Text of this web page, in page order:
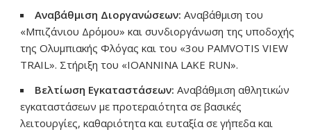
Αναβάθμιση Διοργανώσεων: Αναβάθμιση του
«Μπιζάνιου Δρόμου» και συνδιοργάνωση της υποδοχής
της Ολυμπιακής Φλόγας και του «3ου PAMVOTIS VIEW
TRAIL». Στήριξη του «IOANNINA LAKE RUN».
Βελτίωση Εγκαταστάσεων: Αναβάθμιση αθλητικών
εγκαταστάσεων με προτεραιότητα σε βασικές
λειτουργίες, καθαριότητα και ευταξία σε γήπεδα και